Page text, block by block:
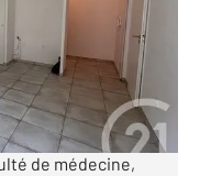
Les Arceaux À
quelques
de médecine,